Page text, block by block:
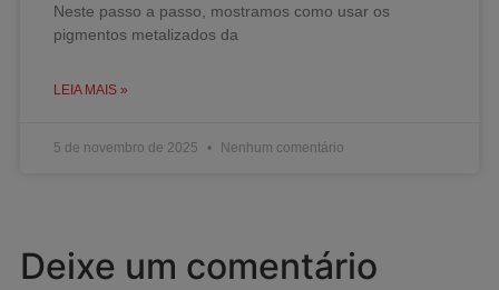
Neste passo a passo, mostramos como usar os
pigmentos metalizados da
LEIA MAIS »
5 de novembro de 2025 Nenhum comentário
Deixe um comentário